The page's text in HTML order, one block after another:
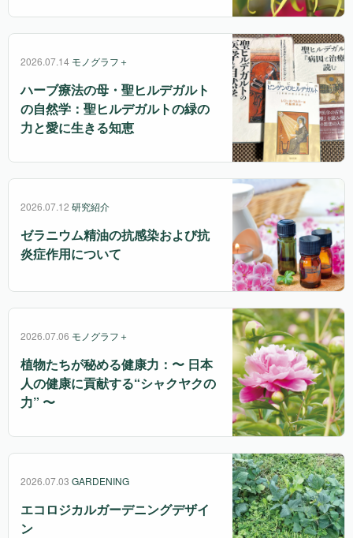
2026.07.14 モノグラフ＋
ハーブ療法の母・聖ヒルデガルト
の自然学：聖ヒルデガルトの緑の
力と愛に生きる知恵
2026.07.12 研究紹介
ゼラニウム精油の抗感染および抗
炎症作用について
2026.07.06 モノグラフ＋
植物たちが秘める健康力：〜 日本
人の健康に貢献する“シャクヤクの
力” 〜
2026.07.03 GARDENING
エコロジカルガーデニングデザイ
ン